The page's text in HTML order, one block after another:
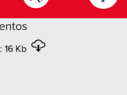
16 Kb